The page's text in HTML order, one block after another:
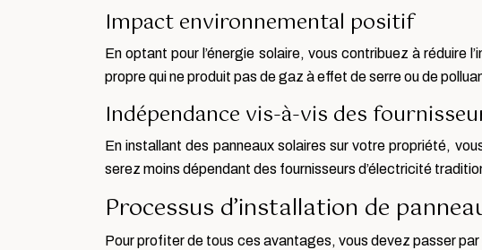
Impact environnemental positif
En optant pour l’énergie solaire, vous contribuez à réduire
propre qui ne produit pas de gaz à effet de serre ou de
Indépendance vis-à-vis des
En installant des panneaux solaires sur votre propriété,
serez moins dépendant des fournisseurs d’électricité
Processus d’installation de
Pour profiter de tous ces avantages, vous devez passer